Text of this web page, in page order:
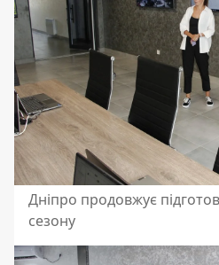
Дніпро продовжує
сезону